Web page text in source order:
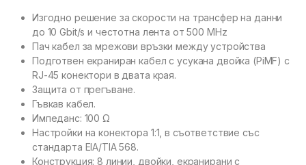
Изгодно решение за скорости на трансфер на данни
до 10 Gbit/s и честотна лента от 500 MHz
Пач кабел за мрежови връзки между устройства
Подготвен екраниран кабел с усукана двойка (PiMF) с
RJ-45 конектори в двата края.
Защита от прегъване.
Гъвкав кабел.
Импеданс: 100 Ω
Настройки на конектора 1:1, в съответствие със
стандарта EIA/TIA 568.
Конструкция: 8 линии, двойки, екранирани с